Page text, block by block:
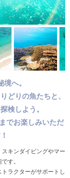
へ。
どりの魚たちと、
検しよう。
でお楽しみいただ
キンダイビングやマー
す。
ラクターがサポートし